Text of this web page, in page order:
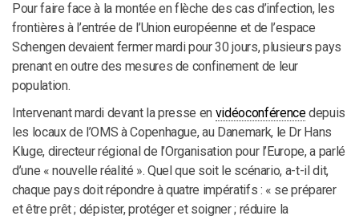
Pour faire face à la montée en flèche des cas d’infection, les
frontières à l’entrée de l’Union européenne et de l’espace
Schengen devaient fermer mardi pour 30 jours, plusieurs pays
prenant en outre des mesures de confinement de leur
population.
Intervenant mardi devant la presse en vidéoconférencedepuis
les locaux de l’OMS à Copenhague, au Danemark, le Dr Hans
Kluge, directeur régional de l’Organisation pour l’Europe, a parlé
d’une « nouvelle réalité ». Quel que soit le scénario, a-t-il dit,
chaque pays doit répondre à quatre impératifs : « se préparer
et être prêt ; dépister, protéger et soigner ; réduire la